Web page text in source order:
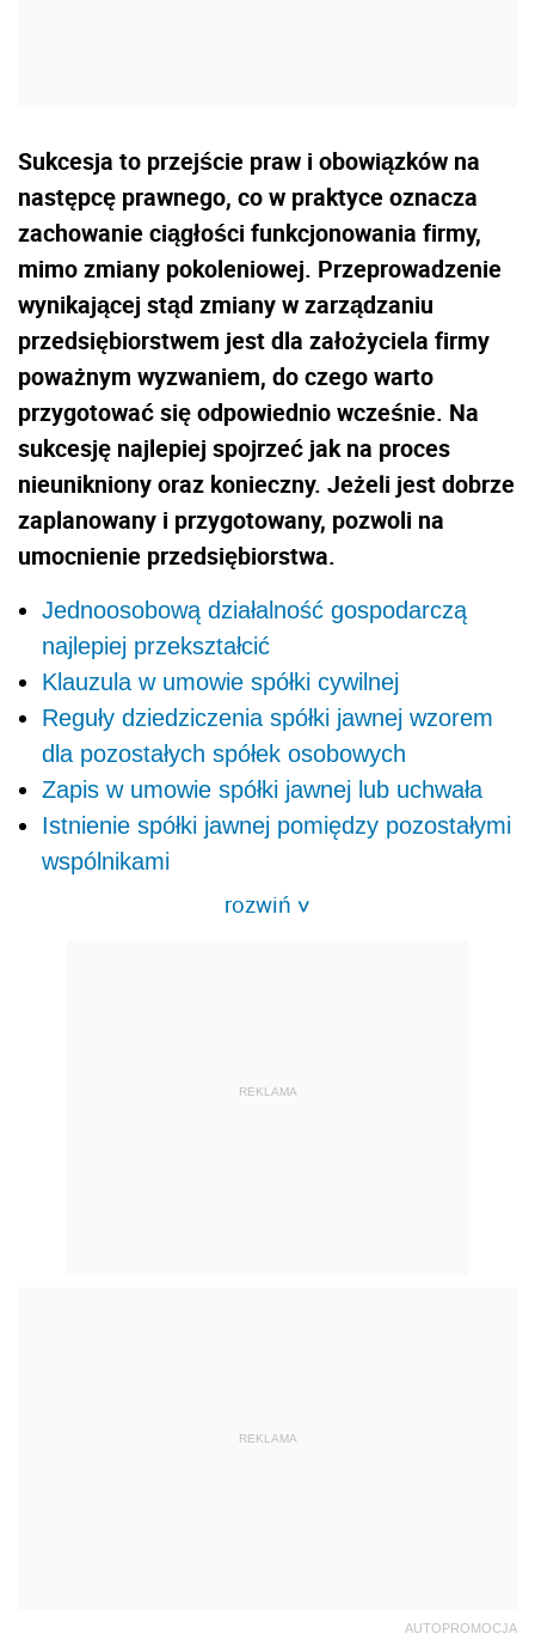
Sukcesja to przejście praw i obowiązków na
następcę prawnego, co w praktyce oznacza
zachowanie ciągłości funkcjonowania firmy,
mimo zmiany pokoleniowej. Przeprowadzenie
wynikającej stąd zmiany w zarządzaniu
przedsiębiorstwem jest dla założyciela firmy
poważnym wyzwaniem, do czego warto
przygotować się odpowiednio wcześnie. Na
sukcesję najlepiej spojrzeć jak na proces
nieunikniony oraz konieczny. Jeżeli jest dobrze
zaplanowany i przygotowany, pozwoli na
umocnienie przedsiębiorstwa.
Jednoosobową działalność gospodarczą
najlepiej przekształcić
Klauzula w umowie spółki cywilnej
Reguły dziedziczenia spółki jawnej wzorem
dla pozostałych spółek osobowych
Zapis w umowie spółki jawnej lub uchwała
Istnienie spółki jawnej pomiędzy pozostałymi
wspólnikami
rozwiń>
REKLAMA
REKLAMA
AUTOPROMOCJA